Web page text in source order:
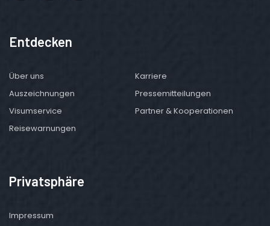
Entdecken
Über uns
Karriere
Auszeichnungen
Pressemitteilungen
Visumservice
Partner & Kooperationen
Reisewarnungen
Privatsphäre
Impressum